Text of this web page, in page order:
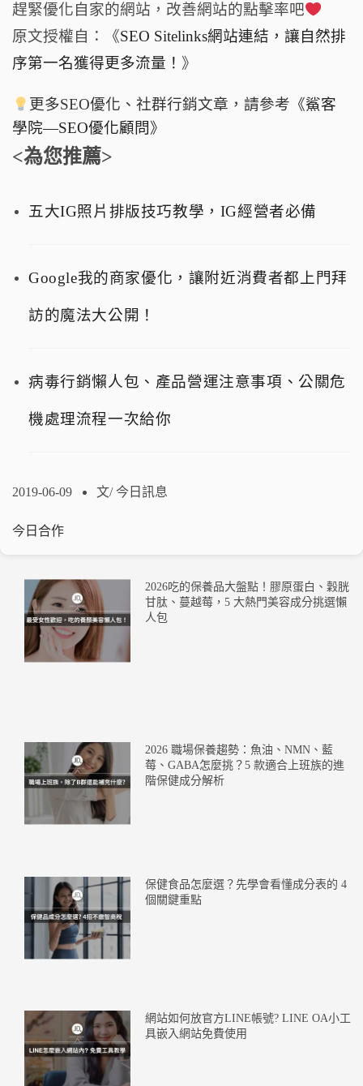
趕緊優化自家的網站，改善網站的點擊率吧
原文授權自：《SEO Sitelinks網站連結，讓自然排
序第一名獲得更多流量！ 》
更多SEO優化、社群行銷文章，請參考《鯊客
學院—SEO優化顧問》
<為您推薦>
五大IG照片排版技巧教學，IG經營者必備
Google我的商家優化，讓附近消費者都上門拜
訪的魔法大公開！
病毒行銷懶人包、產品營運注意事項、公關危
機處理流程一次給你
2019-06-09 文/今日訊息
今日合作
2026吃的保養品大盤點！膠原蛋白、穀胱
甘肽、蔓越莓，5 大熱門美容成分挑選懶
人包
2026 職場保養趨勢：魚油、NMN、藍
莓、GABA怎麼挑？5 款適合上班族的進
階保健成分解析
保健食品怎麼選？先學會看懂成分表的 4
個關鍵重點
網站如何放官方LINE帳號? LINE OA小工
具嵌入網站免費使用